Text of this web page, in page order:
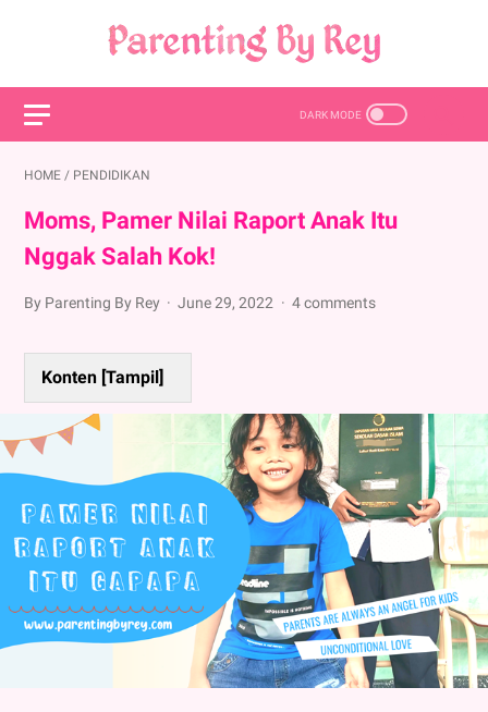
HOME / PENDIDIKAN
Moms, Pamer Nilai Raport Anak Itu
Nggak Salah Kok!
By Parenting By Rey June 29, 2022 4 comments
Konten [Tampil]